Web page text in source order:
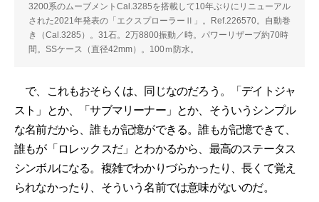
3200系のムーブメントCal.3285を搭載して10年ぶりにリニューアル
された2021年発表の「エクスプローラーⅡ」。Ref.226570。自動巻
き（Cal.3285）。31石。2万8800振動／時。パワーリザーブ約70時
間。SSケース（直径42mm）。100ｍ防水。
で、これもおそらくは、同じなのだろう。「デイトジャ
スト」とか、「サブマリーナー」とか、そういうシンプル
な名前だから、誰もが記憶ができる。誰もが記憶できて、
誰もが「ロレックスだ」とわかるから、最高のステータス
シンボルになる。複雑でわかりづらかったり、長くて覚え
られなかったり、そういう名前では意味がないのだ。